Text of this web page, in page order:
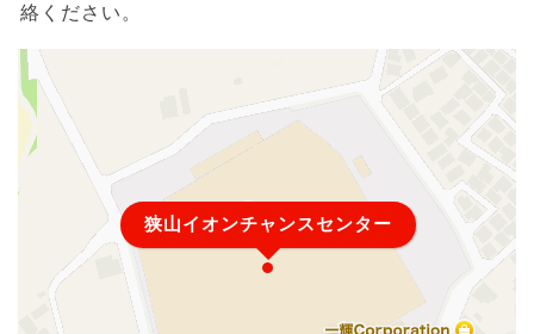
絡ください。
狭山イオンチャンスセンター